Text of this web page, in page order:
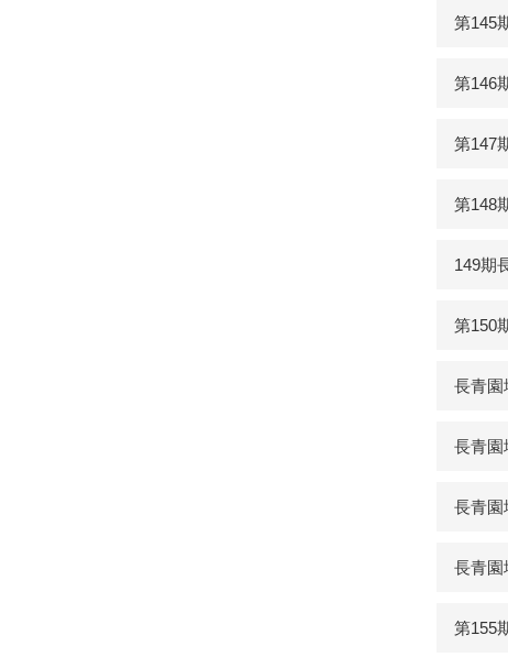
第145
第146
第147
第148
149期
第150
長青園
長青園
長青園
長青園
第155